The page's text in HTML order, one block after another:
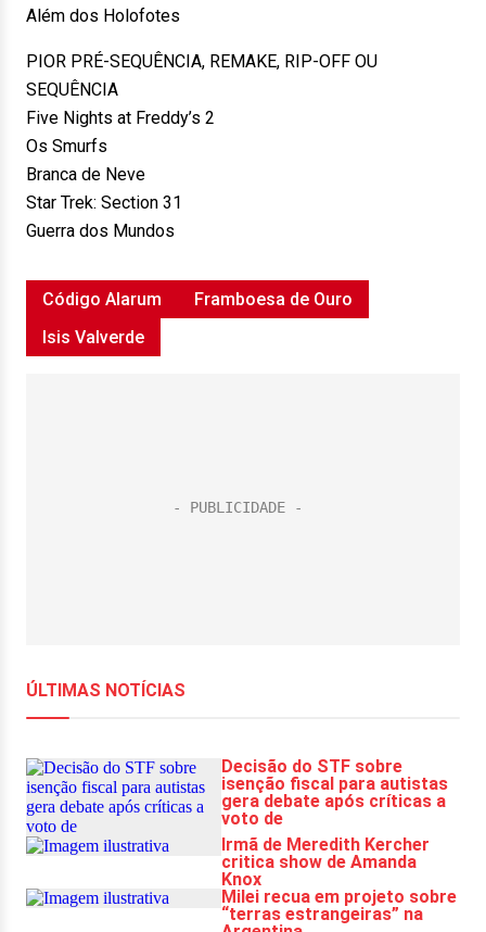
Além dos Holofotes
PIOR PRÉ-SEQUÊNCIA, REMAKE, RIP-OFF OU
SEQUÊNCIA
Five Nights at Freddy’s 2
Os Smurfs
Branca de Neve
Star Trek: Section 31
Guerra dos Mundos
Código Alarum
Framboesa de Ouro
Isis Valverde